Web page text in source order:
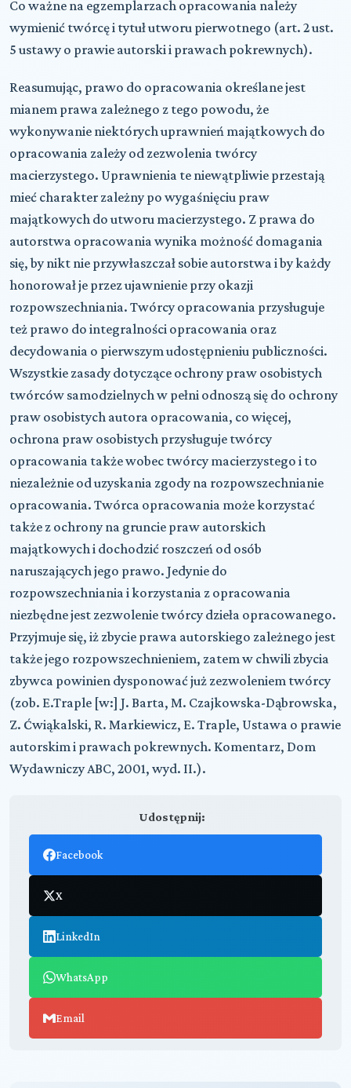
Co ważne na egzemplarzach opracowania należy
wymienić twórcę i tytuł utworu pierwotnego (art. 2 ust.
5 ustawy o prawie autorski i prawach pokrewnych).
Reasumując, prawo do opracowania określane jest
mianem prawa zależnego z tego powodu, że
wykonywanie niektórych uprawnień majątkowych do
opracowania zależy od zezwolenia twórcy
macierzystego. Uprawnienia te niewątpliwie przestają
mieć charakter zależny po wygaśnięciu praw
majątkowych do utworu macierzystego. Z prawa do
autorstwa opracowania wynika możność domagania
się, by nikt nie przywłaszczał sobie autorstwa i by każdy
honorował je przez ujawnienie przy okazji
rozpowszechniania. Twórcy opracowania przysługuje
też prawo do integralności opracowania oraz
decydowania o pierwszym udostępnieniu publiczności.
Wszystkie zasady dotyczące ochrony praw osobistych
twórców samodzielnych w pełni odnoszą się do ochrony
praw osobistych autora opracowania, co więcej,
ochrona praw osobistych przysługuje twórcy
opracowania także wobec twórcy macierzystego i to
niezależnie od uzyskania zgody na rozpowszechnianie
opracowania. Twórca opracowania może korzystać
także z ochrony na gruncie praw autorskich
majątkowych i dochodzić roszczeń od osób
naruszających jego prawo. Jedynie do
rozpowszechniania i korzystania z opracowania
niezbędne jest zezwolenie twórcy dzieła opracowanego.
Przyjmuje się, iż zbycie prawa autorskiego zależnego jest
także jego rozpowszechnieniem, zatem w chwili zbycia
zbywca powinien dysponować już zezwoleniem twórcy
(zob. E.Traple [w:] J. Barta, M. Czajkowska-Dąbrowska,
Z. Ćwiąkalski, R. Markiewicz, E. Traple, Ustawa o prawie
autorskim i prawach pokrewnych. Komentarz, Dom
Wydawniczy ABC, 2001, wyd. II.).
Udostępnij:
Facebook
X
LinkedIn
WhatsApp
Email